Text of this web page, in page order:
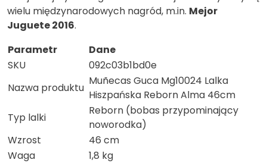
wielu międzynarodowych nagród, m.in. Mejor
Juguete 2016.
Parametr
Dane
SKU
092c03b1bd0e
Nazwa produktu
Muñecas Guca Mg10024 Lalka
Hiszpańska Reborn Alma 46cm
Typ lalki
Reborn (bobas przypominający
noworodka)
Wzrost
46 cm
Waga
1,8 kg